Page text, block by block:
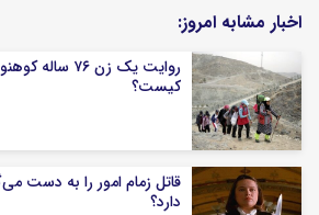
اخبار مشابه امروز:
روایت یک زن ۷۶
کیست؟
قاتل زمام امور را به دست
دارد؟